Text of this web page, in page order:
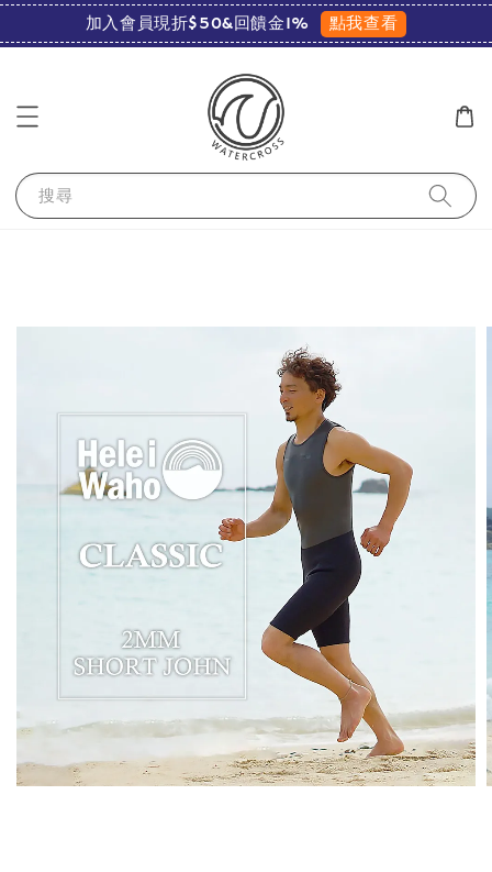
加入會員現折$50&回饋金1% 點我查看
搜尋